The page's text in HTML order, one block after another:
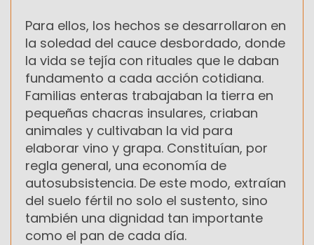
Para ellos, los hechos se desarrollaron en
la soledad del cauce desbordado, donde
la vida se tejía con rituales que le daban
fundamento a cada acción cotidiana.
Familias enteras trabajaban la tierra en
pequeñas chacras insulares, criaban
animales y cultivaban la vid para
elaborar vino y grapa. Constituían, por
regla general, una economía de
autosubsistencia. De este modo, extraían
del suelo fértil no solo el sustento, sino
también una dignidad tan importante
como el pan de cada día.